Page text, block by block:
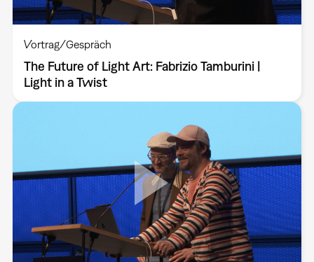
Vortrag/Gespräch
The Future of Light Art: Fabrizio Tamburini |
Light in a Twist